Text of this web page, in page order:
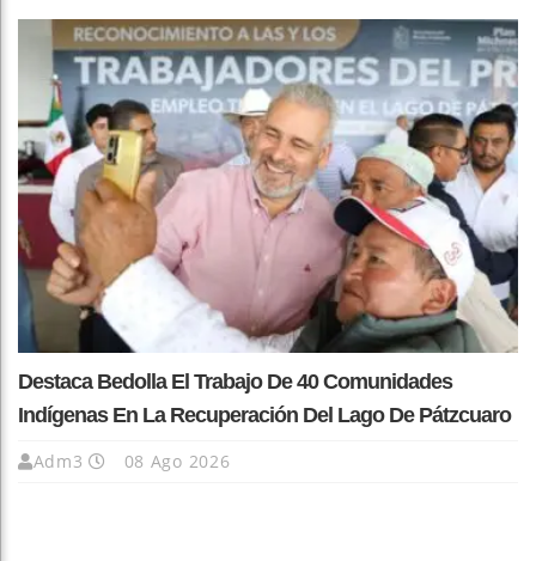
Destaca Bedolla El Trabajo De 40 Comunidades
Indígenas En La Recuperación Del Lago De Pátzcuaro
Adm3 08 Ago 2026